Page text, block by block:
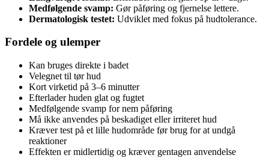
Medfølgende svamp: Gør påføring og fjernelse lettere.
Dermatologisk testet: Udviklet med fokus på hudtolerance.
Fordele og ulemper
Kan bruges direkte i badet
Velegnet til tør hud
Kort virketid på 3–6 minutter
Efterlader huden glat og fugtet
Medfølgende svamp for nem påføring
Må ikke anvendes på beskadiget eller irriteret hud
Kræver test på et lille hudområde før brug for at undgå
reaktioner
Effekten er midlertidig og kræver gentagen anvendelse